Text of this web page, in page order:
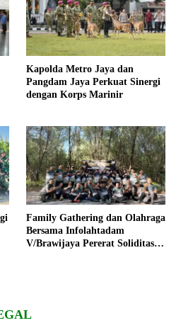
Kapolda Metro Jaya dan
Pangdam Jaya Perkuat Sinergi
dengan Korps Marinir
Family Gathering dan Olahraga
Bersama Infolahtadam
V/Brawijaya Pererat Soliditas